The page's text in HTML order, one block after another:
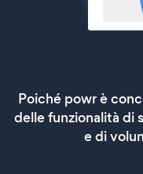
Poiché powr è
delle funzionalità di
e di